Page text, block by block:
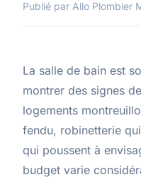
Publié par Allo Plombier
La salle de bain est
montrer des signes
logements
fendu, robinetterie
qui poussent à
budget varie